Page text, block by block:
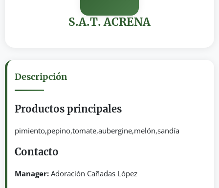
S.A.T. ACRENA
Descripción
Productos principales
pimiento,pepino,tomate,aubergine,melón,sandía
Contacto
Manager:Adoración Cañadas López